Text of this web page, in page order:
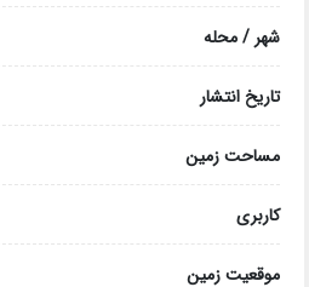
شهر / محله
تاریخ انتشار
مساحت زمین
کاربری
موقعیت زمین